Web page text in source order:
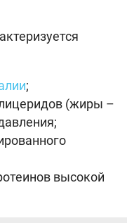
;
(жиры –
высокой